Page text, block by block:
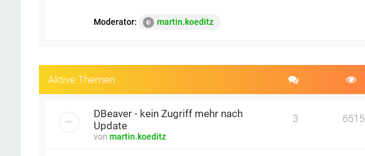
Moderator: martin.koeditz
Aktive Themen
DBeaver - kein Zugriff mehr nach
Update
von martin.koeditz
3 6515